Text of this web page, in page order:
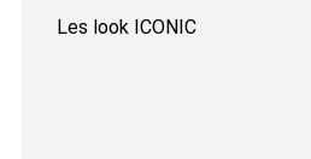
Les look ICONIC